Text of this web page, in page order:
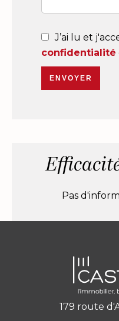
J’ai lu et
confidentialité
ENVOYER
Pas
179 route